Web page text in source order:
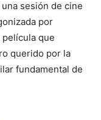
sesión de cine
por
que
querido por la
fundamental de